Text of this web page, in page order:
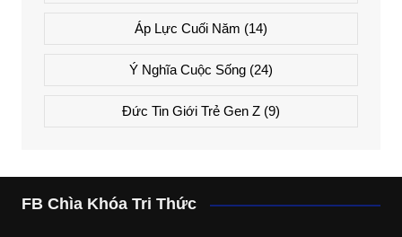
Áp Lực Cuối Năm (14)
Ý Nghĩa Cuộc Sống(24)
Đức Tin Giới Trẻ Gen Z(9)
FB Chìa Khóa Tri Thức